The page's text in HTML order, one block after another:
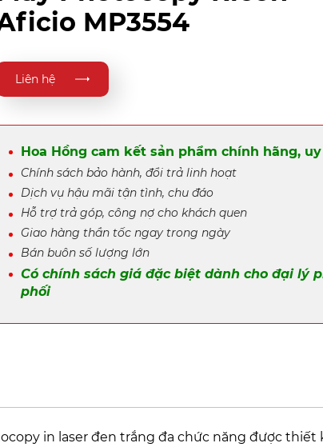
MP3554
Liên hệ
Hoa Hồng cam kết sản phẩm chính hãng,
Chính sách bảo hành, đổi trả linh hoạt
Dịch vụ hậu mãi tận tình, chu đáo
Hỗ trợ trả góp, công nợ cho khách quen
Giao hàng thần tốc ngay trong ngày
Bán buôn số lượng lớn
Có chính sách giá đặc biệt dành cho đại lý
phối
in laser đen trắng đa chức năng được thiết